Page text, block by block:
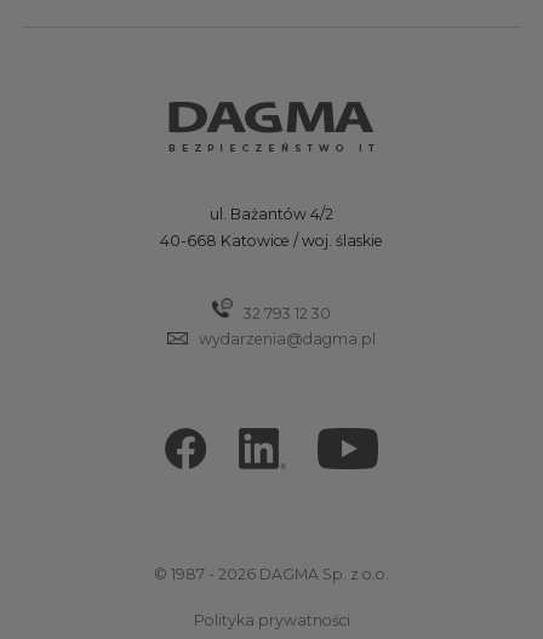
ul. Bażantów 4/2
40-668 Katowice / woj. ślaskie
32 793 12 30
wydarzenia@dagma.pl
© 1987 - 2026 DAGMA Sp. z o.o.
Polityka prywatności